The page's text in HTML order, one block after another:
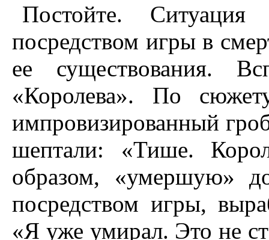
Постойте.
посредством игры в
ее существования.
«Королева». По
импровизированный
шептали: «Тише.
образом, «умершую»
посредством игры,
«Я уже умирал. Это не